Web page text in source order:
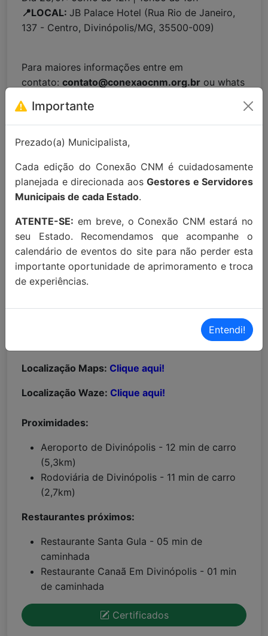
📍LOCAL: JB Palace Hotel (Rua Rio de Janeiro,
137 - Centro, Divinópolis/MG, 35500-009)
Para maiores informações entre em
contato: contato@conexaocnm.org.br ou whats
Localização Maps: Clique aqui!
Localização Waze: Clique aqui!
Proximidades:
Aeroporto de Divinópolis - 12 min de carro
(5,3km)
Rodoviária de Divinópolis - 11 min de carro
(2,7km)
Restaurantes próximos:
Restaurante Santa Gula - 05 min de
caminhada
Restaurante Canaã Em Divinópolis - 01 min
de caminhada
Certificados
Importante
Prezado(a) Municipalista,
Cada edição do Conexão CNM é cuidadosamente
planejada e direcionada aos Gestores e Servidores
Municipais de cada Estado.
ATENTE-SE: em breve, o Conexão CNM estará no
seu Estado. Recomendamos que acompanhe o
calendário de eventos do site para não perder esta
importante oportunidade de aprimoramento e troca
de experiências.
Entendi!